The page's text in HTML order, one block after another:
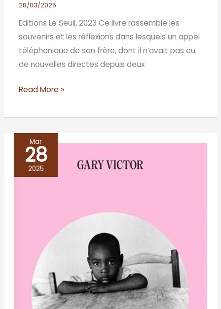
28/03/2025
Editions Le Seuil, 2023 Ce livre rassemble les
souvenirs et les réflexions dans lesquels un appel
téléphonique de son frère, dont il n’avait pas eu
de nouvelles directes depuis deux
Read More »
Mar
28
2025
VIOLON